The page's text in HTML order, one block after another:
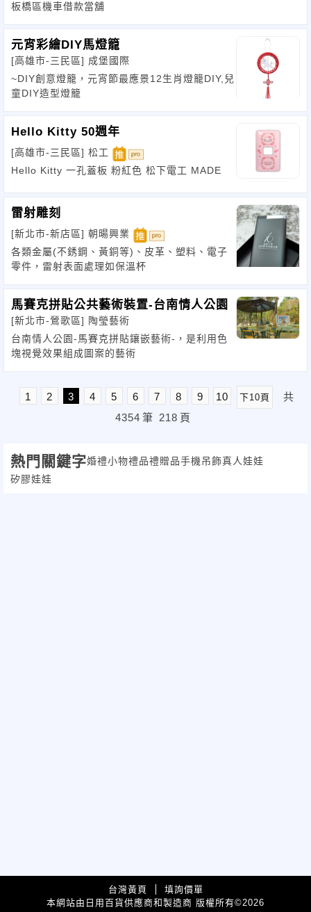
板橋區機車借款當舖
元宵彩繪DIY馬燈籠
[高雄市-三民區] 成堡國際
~DIY創意燈籠，元宵節最應景12生肖燈籠DIY,兒
童DIY造型燈籠
Hello Kitty 50週年
[高雄市-三民區] 松工
Hello Kitty 一孔蓋板 粉紅色 松下電工 MADE
雷射雕刻
[新北市-新店區] 朝暘興業
各類金屬(不銹鋼、黃銅等)、皮革、塑料、電子
零件，雷射表面處理如保溫杯
馬賽克拼貼公共藝術裝置-台南情人公園
[新北市-鶯歌區] 陶瑩藝術
台南情人公園-馬賽克拼貼鑲嵌藝術-，是利用色
塊視覺效果組成圖案的藝術
1 2 3 4 5 6 7 8 9 10 下10頁
共
4354 筆 218 頁
熱門關鍵字婚禮小物禮品禮贈品手機吊飾真人娃娃
矽膠娃娃
台灣黃頁
填詢價單
本網站由日用百貨供應商和製造商 版權所有
2026